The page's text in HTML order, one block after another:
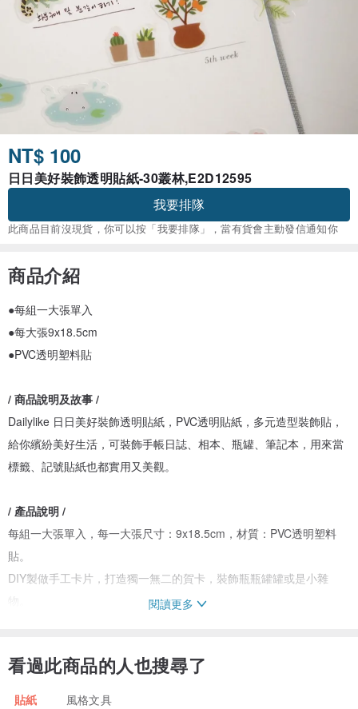
NT$ 100
日日美好裝飾透明貼紙-30叢林,E2D12595
我要排隊
此商品目前沒現貨，你可以按「我要排隊」，當有貨會主動發信通知你
商品介紹
●每組一大張單入
●每大張9x18.5cm
●PVC透明塑料貼
/ 商品說明及故事 /
Dailylike 日日美好裝飾透明貼紙，PVC透明貼紙，多元造型裝飾貼，
給你繽紛美好生活，可裝飾手帳日誌、相本、瓶罐、筆記本，用來當
標籤、記號貼紙也都實用又美觀。
/ 產品說明 /
每組一大張單入，每一大張尺寸：9x18.5cm，材質：PVC透明塑料
貼。
DIY製做手工卡片，打造獨一無二的賀卡，裝飾瓶瓶罐罐或是小雜
有多款可挑選，請至各款頁面選。
閱讀更多
看過此商品的人也搜尋了
貼紙 風格文具